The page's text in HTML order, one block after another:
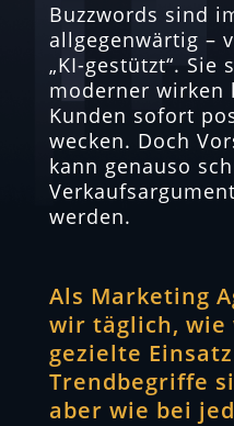
Buzzwords sind
allgegenwärtig –
„KI-gestützt“. Sie
moderner wirken
Kunden sofort
wecken. Doch
kann genauso
werden.
Als Marketing
wir täglich, wie
gezielte
Trendbegriffe
aber wie bei